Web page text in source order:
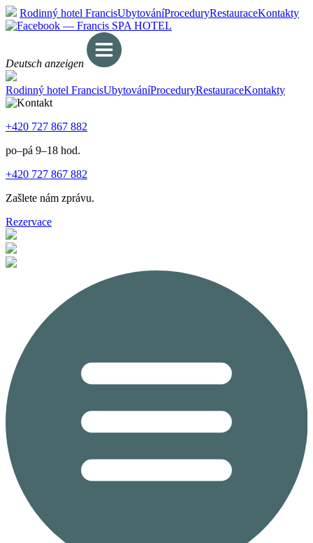
Rodinný hotel FrancisUbytováníProceduryRestauraceKontakty
Deutsch anzeigen
Rodinný hotel FrancisUbytováníProceduryRestauraceKontakty
+420 727 867 882
po–pá 9–18 hod.
+420 727 867 882
Zašlete nám zprávu.
Rezervace